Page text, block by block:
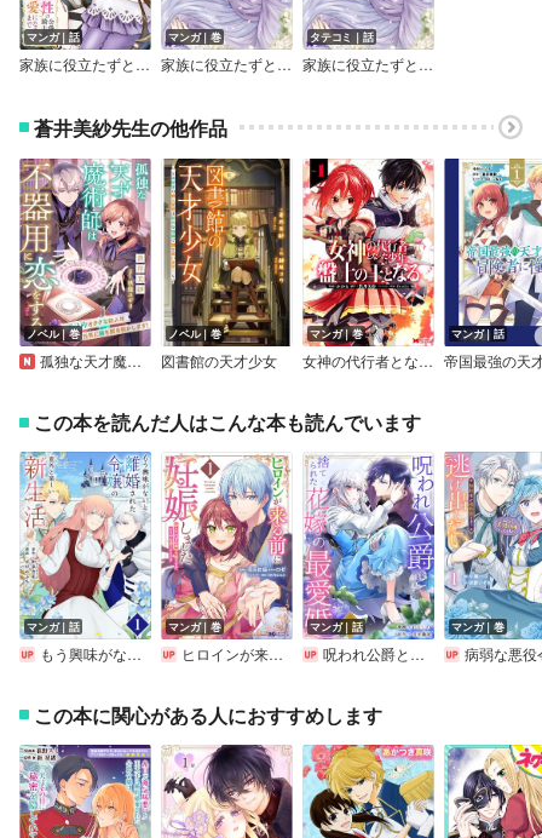
マンガ｜話
家族に役立たずと言われ続けたわたしが、魔性の公爵騎士様の最愛になるまで（コミック） 分冊版
マンガ｜巻
家族に役立たずと言われ続けたわたしが、魔性の公爵騎士様の最愛になるまで（コミック）
タテコミ｜話
家族に役立たずと言われ続けたわたしが、魔性の公爵騎士様の最愛になるまで（コミック）
蒼井美紗先生の他作品
ノベル｜巻
孤独な天才魔術師は不器用に恋をする～魔法陣オタクな新人は元気に謎を解き明かします！～
ノベル｜巻
図書館の天才少女
マンガ｜巻
女神の代行者となった少年、盤上の王となる（コミック）
マンガ｜話
この本を読んだ人はこんな本も読んでいます
マンガ｜話
もう興味がないと離婚された令嬢の意外と楽しい新生活【単話】
マンガ｜巻
ヒロインが来る前に妊娠しました 詰んだはずの悪役令嬢ですが、どうやら違うようです（コミック）
マンガ｜話
呪われ公爵と捨てられた花嫁の最愛婚
マンガ｜巻
病弱な悪役令嬢ですが、婚約者が過保護すぎて逃げ出したい（私たち犬猿の仲でしたよね！？）
この本に関心がある人におすすめします